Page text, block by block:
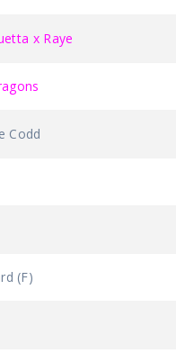
x Raye
Codd
(F)